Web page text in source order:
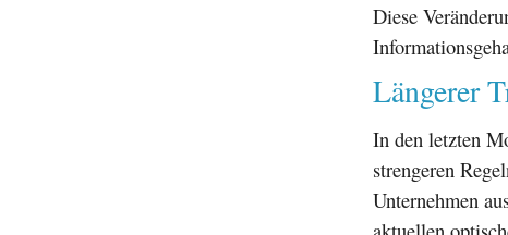
Diese
Längerer
In den letzten
strengeren
Unternehmen